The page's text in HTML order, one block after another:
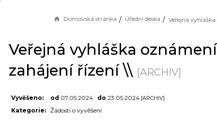
Domovská stránka Úřední deska
Veřejná vyhláška
zahájení řízení \\ [ARCHIV]
Vyvěšeno: od 07.05.2024 do 23.05.2024 [ARCHIV]
Kategorie: Žádosti o vyvěšení